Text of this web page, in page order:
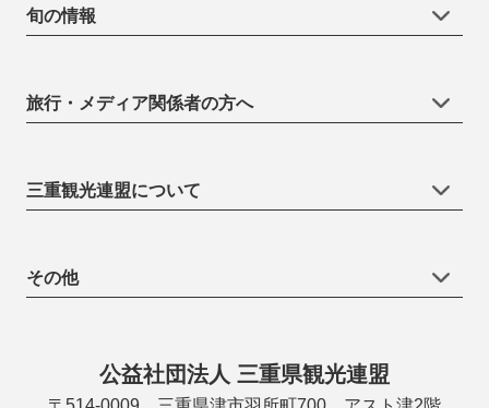
旬の情報
旅行・メディア関係者の方へ
三重観光連盟について
その他
公益社団法人 三重県観光連盟